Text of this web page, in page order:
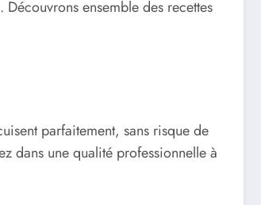
ensemble des recettes
parfaitement, sans risque de
dans une qualité professionnelle à